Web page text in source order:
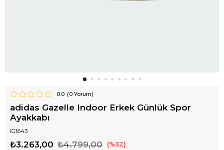
0.0 (0Yorum)
adidas Gazelle Indoor Erkek Günlük Spor
Ayakkabı
IG1643
₺4.799,00
₺3.263,00 32